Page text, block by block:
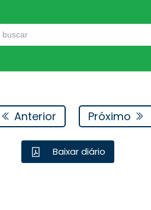
Anterior
Próximo
Baixar diário